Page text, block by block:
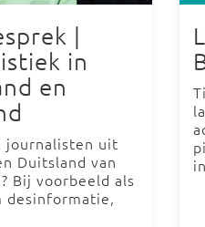
|
in
en
journalisten uit
Duitsland van
Bij voorbeeld als
desinformatie,